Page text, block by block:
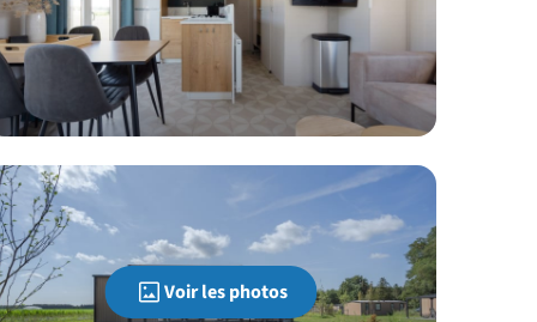
Voir les photos